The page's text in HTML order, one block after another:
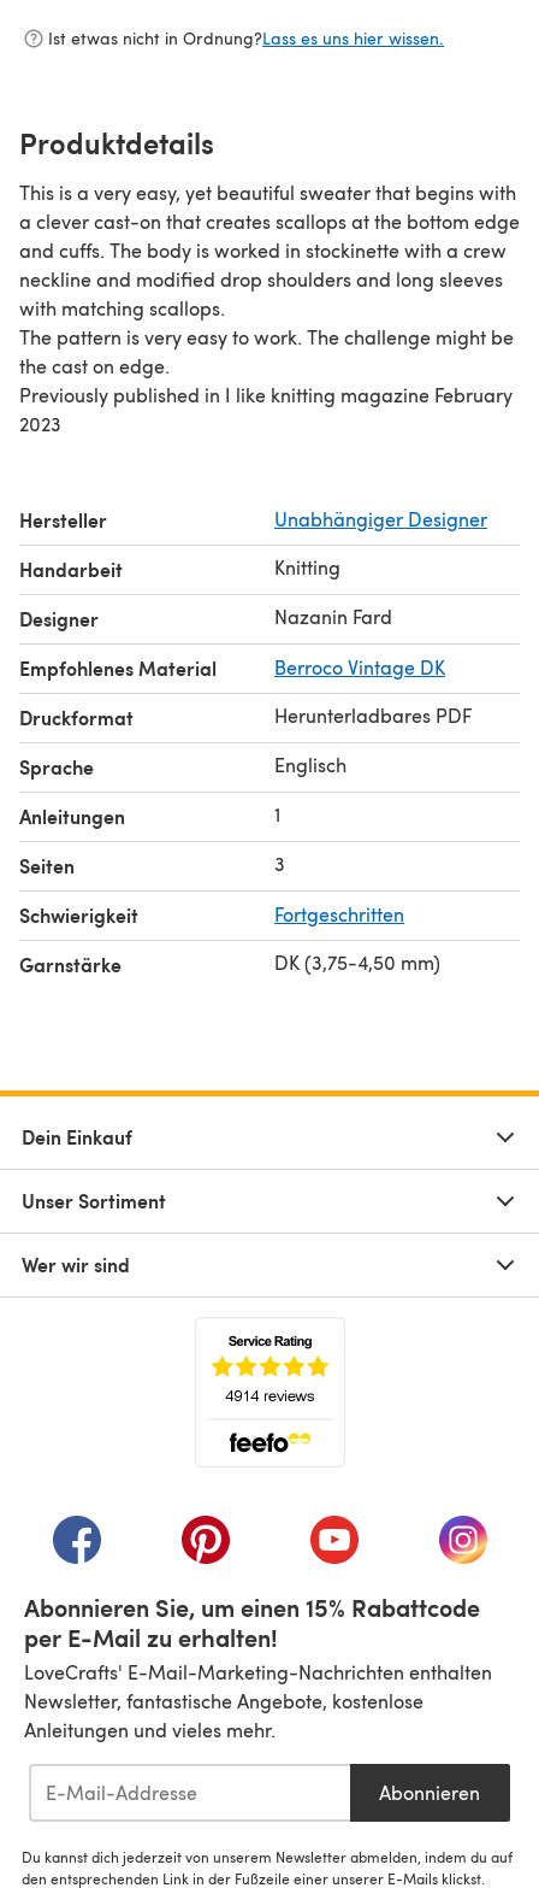
Ist etwas nicht in Ordnung?Lass es uns hier wissen.
Produktdetails
This is a very easy, yet beautiful sweater that begins with
a clever cast-on that creates scallops at the bottom edge
and cuffs. The body is worked in stockinette with a crew
neckline and modified drop shoulders and long sleeves
with matching scallops.
The pattern is very easy to work. The challenge might be
the cast on edge.
Previously published in I like knitting magazine February
2023
Hersteller Unabhängiger Designer
Handarbeit Knitting
Designer Nazanin Fard
Empfohlenes Material Berroco Vintage DK
Druckformat Herunterladbares PDF
Sprache Englisch
Anleitungen 1
Seiten 3
Schwierigkeit Fortgeschritten
Garnstärke DK (3,75-4,50 mm)
Dein Einkauf
Unser Sortiment
Wer wir sind
(öffnet sich in einem neuen Tab)
(öffnet sich in einem neuen Tab)
(öffnet sich in einem
(öffnet
Abonnieren Sie, um einen 15% Rabattcode
per E-Mail zu erhalten!
LoveCrafts' E-Mail-Marketing-Nachrichten enthalten
Newsletter, fantastische Angebote, kostenlose
Anleitungen und vieles mehr.
Abonnieren
Du kannst dich jederzeit von unserem Newsletter abmelden, indem du auf
den entsprechenden Link in der Fußzeile einer unserer E-Mails klickst.